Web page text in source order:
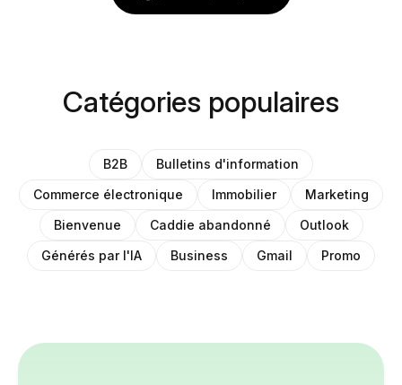
Catégories populaires
B2B
Bulletins d'information
Commerce électronique
Immobilier
Marketing
Bienvenue
Caddie abandonné
Outlook
Générés par l'IA
Business Gmail Promo